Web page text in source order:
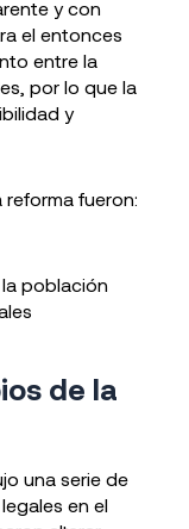
y con
el entonces
entre la
por lo que la
y
fueron:
población
de la
una serie de
en el